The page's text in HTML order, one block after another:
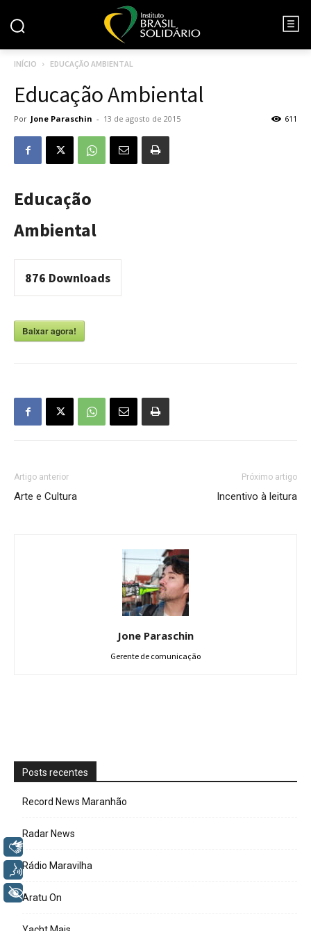
INÍCIO EDUCAÇÃO AMBIENTAL
Educação Ambiental
Por Jone Paraschin - 13 de agosto de 2015 611
Educação
Ambiental
876 Downloads
Baixar agora!
Artigo anterior
Arte e Cultura
Próximo artigo
Incentivo à leitura
Jone Paraschin
Gerente de comunicação
Posts recentes
Record News Maranhão
Radar News
Rádio Maravilha
Aratu On
Voz
+ Acessibilidade